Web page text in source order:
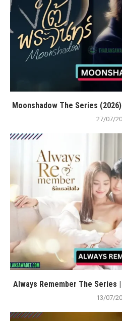
Moonshadow The Series
27/07/
Always Remember The Series
13/07/